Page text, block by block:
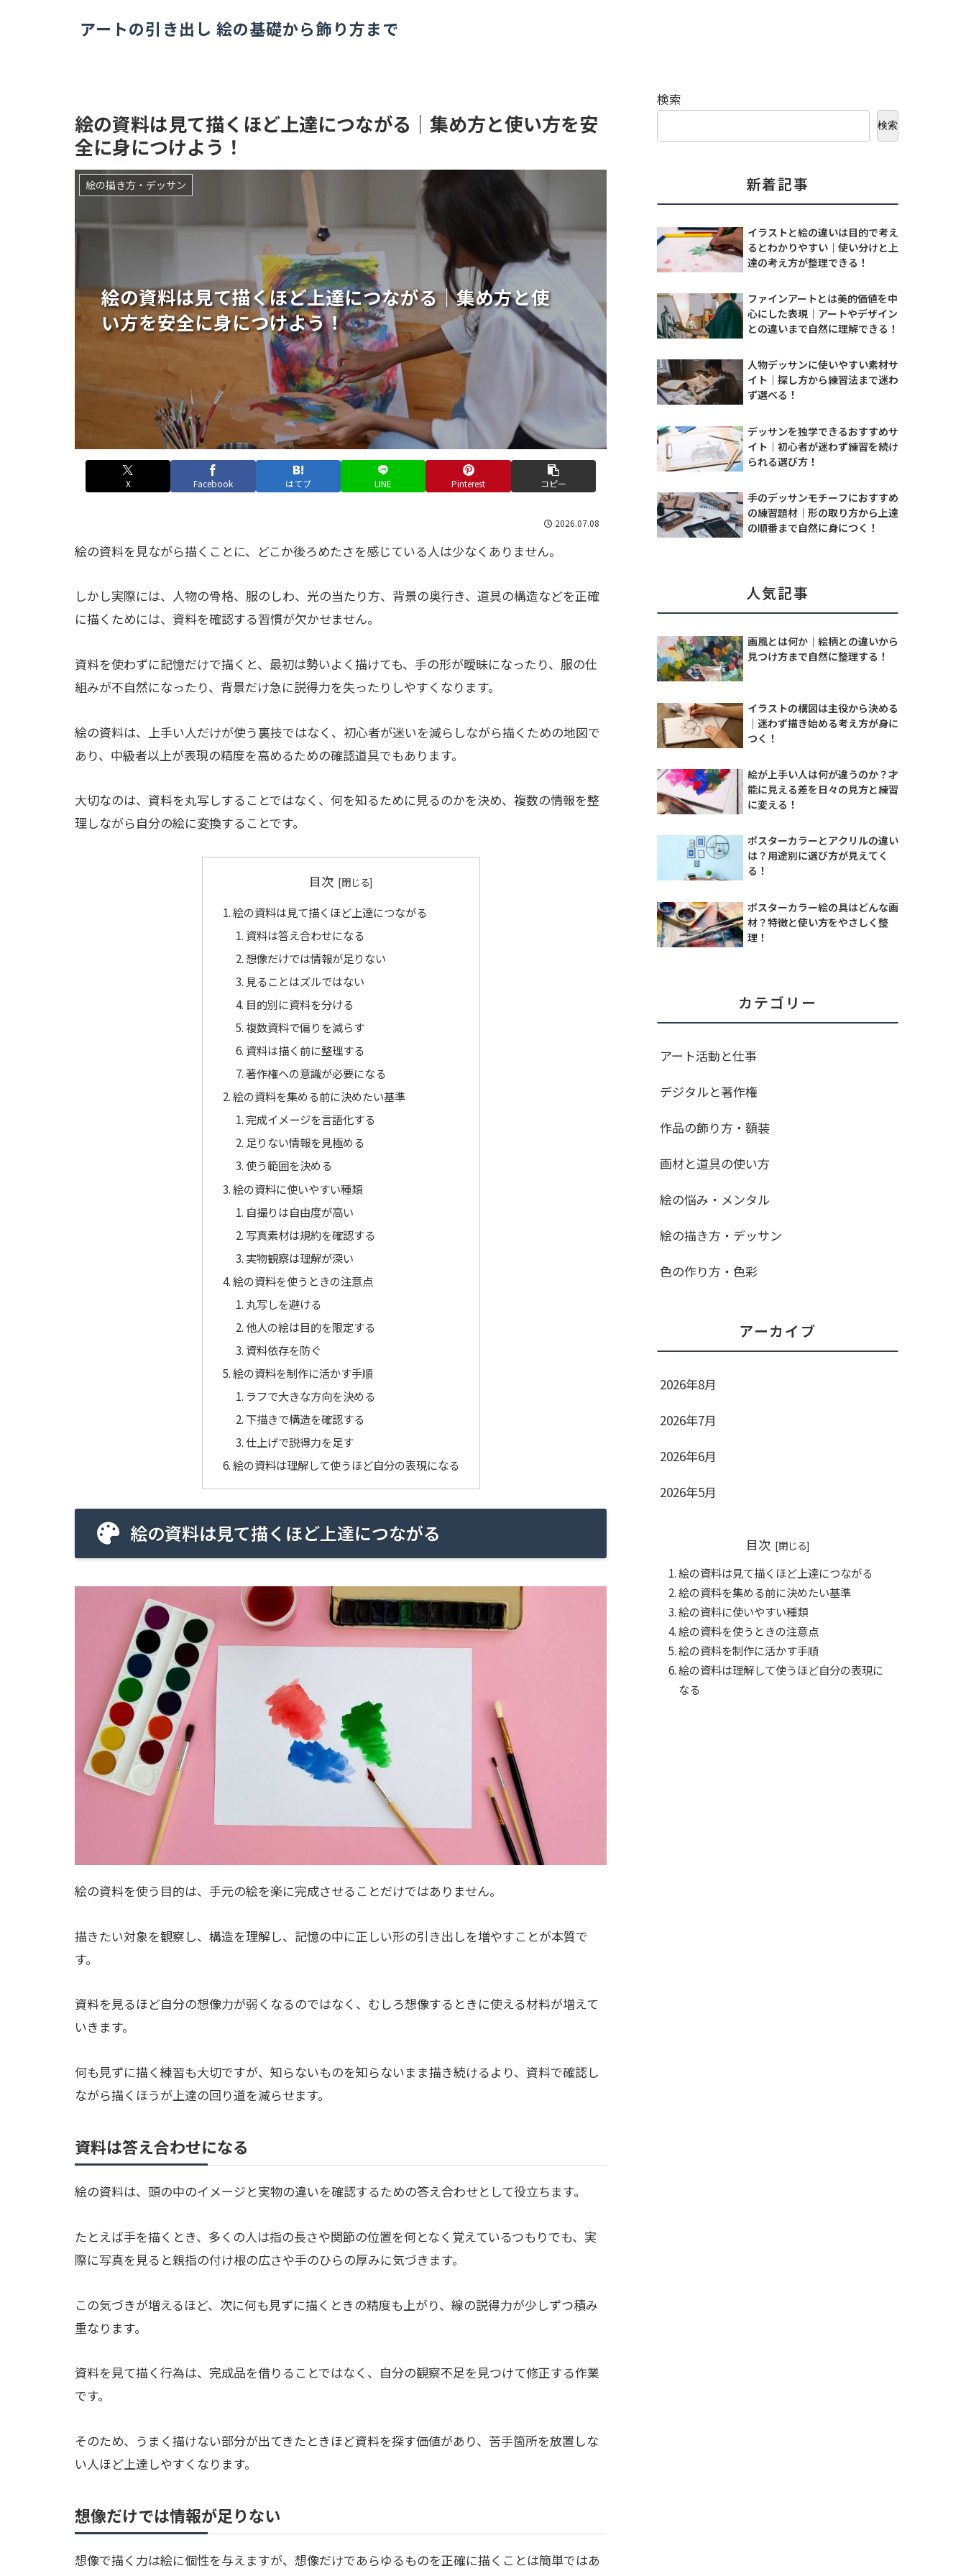
アートの引き出し 絵の基礎から飾り方まで
絵の資料は見て描くほど上達につながる｜集め方と使い方を安
全に身につけよう！
絵の資料は見て描くほど上達につながる｜集め方と使
い方を安全に身につけよう！
絵の描き方・デッサン
X Facebook はてブ LINE Pinterest コピー
2026.07.08
絵の資料を見ながら描くことに、どこか後ろめたさを感じている人は少なくありません。
しかし実際には、人物の骨格、服のしわ、光の当たり方、背景の奥行き、道具の構造などを正確
に描くためには、資料を確認する習慣が欠かせません。
資料を使わずに記憶だけで描くと、最初は勢いよく描けても、手の形が曖昧になったり、服の仕
組みが不自然になったり、背景だけ急に説得力を失ったりしやすくなります。
絵の資料は、上手い人だけが使う裏技ではなく、初心者が迷いを減らしながら描くための地図で
あり、中級者以上が表現の精度を高めるための確認道具でもあります。
大切なのは、資料を丸写しすることではなく、何を知るために見るのかを決め、複数の情報を整
理しながら自分の絵に変換することです。
目次
絵の資料は見て描くほど上達につながる
資料は答え合わせになる
想像だけでは情報が足りない
見ることはズルではない
目的別に資料を分ける
複数資料で偏りを減らす
資料は描く前に整理する
著作権への意識が必要になる
絵の資料を集める前に決めたい基準
完成イメージを言語化する
足りない情報を見極める
使う範囲を決める
絵の資料に使いやすい種類
自撮りは自由度が高い
写真素材は規約を確認する
実物観察は理解が深い
絵の資料を使うときの注意点
丸写しを避ける
他人の絵は目的を限定する
資料依存を防ぐ
絵の資料を制作に活かす手順
ラフで大きな方向を決める
下描きで構造を確認する
仕上げで説得力を足す
絵の資料は理解して使うほど自分の表現になる
絵の資料は見て描くほど上達につながる
絵の資料を使う目的は、手元の絵を楽に完成させることだけではありません。
描きたい対象を観察し、構造を理解し、記憶の中に正しい形の引き出しを増やすことが本質で
す。
資料を見るほど自分の想像力が弱くなるのではなく、むしろ想像するときに使える材料が増えて
いきます。
何も見ずに描く練習も大切ですが、知らないものを知らないまま描き続けるより、資料で確認し
ながら描くほうが上達の回り道を減らせます。
資料は答え合わせになる
絵の資料は、頭の中のイメージと実物の違いを確認するための答え合わせとして役立ちます。
たとえば手を描くとき、多くの人は指の長さや関節の位置を何となく覚えているつもりでも、実
際に写真を見ると親指の付け根の広さや手のひらの厚みに気づきます。
この気づきが増えるほど、次に何も見ずに描くときの精度も上がり、線の説得力が少しずつ積み
重なります。
資料を見て描く行為は、完成品を借りることではなく、自分の観察不足を見つけて修正する作業
です。
そのため、うまく描けない部分が出てきたときほど資料を探す価値があり、苦手箇所を放置しな
い人ほど上達しやすくなります。
想像だけでは情報が足りない
想像で描く力は絵に個性を与えますが、想像だけであらゆるものを正確に描くことは簡単ではあ
検索
検索
新着記事
イラストと絵の違いは目的で考え
るとわかりやすい｜使い分けと上
達の考え方が整理できる！
ファインアートとは美的価値を中
心にした表現｜アートやデザイン
との違いまで自然に理解できる！
人物デッサンに使いやすい素材サ
イト｜探し方から練習法まで迷わ
ず選べる！
デッサンを独学できるおすすめサ
イト｜初心者が迷わず練習を続け
られる選び方！
手のデッサンモチーフにおすすめ
の練習題材｜形の取り方から上達
の順番まで自然に身につく！
人気記事
画風とは何か｜絵柄との違いから
見つけ方まで自然に整理する！
イラストの構図は主役から決める
｜迷わず描き始める考え方が身に
つく！
絵が上手い人は何が違うのか？才
能に見える差を日々の見方と練習
に変える！
ポスターカラーとアクリルの違い
は？用途別に選び方が見えてく
る！
ポスターカラー絵の具はどんな画
材？特徴と使い方をやさしく整
理！
カテゴリー
アート活動と仕事
デジタルと著作権
作品の飾り方・額装
画材と道具の使い方
絵の悩み・メンタル
絵の描き方・デッサン
色の作り方・色彩
アーカイブ
2026年8月
2026年7月
2026年6月
2026年5月
目次
絵の資料は見て描くほど上達につながる
絵の資料を集める前に決めたい基準
絵の資料に使いやすい種類
絵の資料を使うときの注意点
絵の資料を制作に活かす手順
絵の資料は理解して使うほど自分の表現に
なる